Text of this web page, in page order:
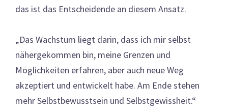
das ist das Entscheidende an diesem Ansatz.
„Das Wachstum liegt darin, dass ich mir selbst
nähergekommen bin, meine Grenzen und
Möglichkeiten erfahren, aber auch neue Weg
akzeptiert und entwickelt habe. Am Ende stehen
mehr Selbstbewusstsein und Selbstgewissheit.“